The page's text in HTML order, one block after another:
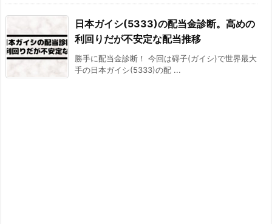
日本ガイシ(5333)の配当金診断。高めの
利回りだが不安定な配当推移
勝手に配当金診断！ 今回は碍子(ガイシ)で世界最大
手の日本ガイシ(5333)の配 ...